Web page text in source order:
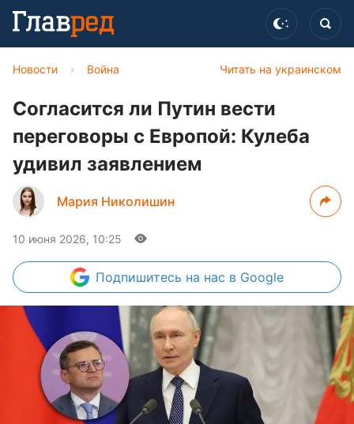
Читать на украинском
Новости › Война
Согласится ли Путин вести
переговоры с Европой: Кулеба
удивил заявлением
Мария Николишин
10 июня 2026, 10:25
Подпишитесь на нас в Google